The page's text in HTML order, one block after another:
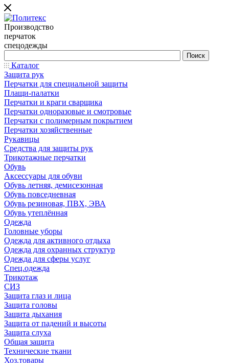
Производство
перчаток
спецодежды
Каталог
Защита рук
Перчатки для специальной защиты
Плащи-палатки
Перчатки и краги сварщика
Перчатки одноразовые и смотровые
Перчатки с полимерным покрытием
Перчатки хозяйственные
Рукавицы
Средства для защиты рук
Трикотажные перчатки
Обувь
Аксессуары для обуви
Обувь летняя, демисезонная
Обувь повседневная
Обувь резиновая, ПВХ, ЭВА
Обувь утеплённая
Одежда
Головные уборы
Одежда для активного отдыха
Одежда для охранных структур
Одежда для сферы услуг
Спец.одежда
Трикотаж
СИЗ
Защита глаз и лица
Защита головы
Защита дыхания
Защита от падений и высоты
Защита слуха
Общая защита
Технические ткани
Хоз.товары